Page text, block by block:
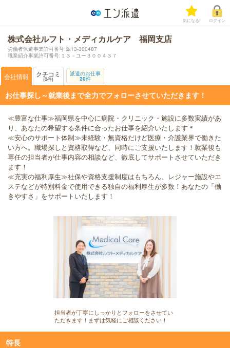
気になる! ログイン
株式会社ルフト・メディカルケア 福岡支店
労働者派遣事業許可番号:派13-300487
職業紹介事業許可番号:１３－ユー３００４３７
会社情報 クチコミ
0件
派遣のお仕事
20件
お仕事探し～就業後まで全力でフォローさせていただきます！
≪豊富な仕事≫福岡県を中心に病院・クリニック・施設に多数実績があ
り、あなたの希望する条件に合ったお仕事を紹介いたします＊
≪安心のサポート体制≫未経験・無資格だけど医療・介護業界で働きた
い方へ。職場探しと資格取得など、同時にご支援いたします！就業後も
専任の担当者が仕事内容の相談など、徹底してサポートさせていただき
ます！
≪充実の福利厚生≫社保や資格支援制度はもちろん、レジャー施設やエ
ステなどが特別料金で使用できる独自の福利厚生が多数！あなたの「働
きやすさ」をサポートいたします！
担当者が丁寧にしっかりとフォローをさせてい
ただきます！まずは気軽にご相談ください！
特長